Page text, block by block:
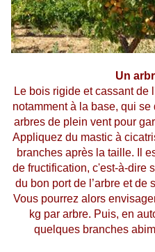
Un
Le bois rigide et cassant de
notamment à la base, qui
arbres de plein vent pour
Appliquez du mastic à
branches après la taille. Il
de fructification, c'est-à-dire
du bon port de l’arbre et de
Vous pourrez alors
kg par arbre. Puis, en
quelques branches